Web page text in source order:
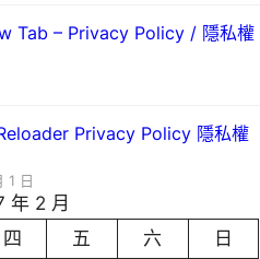
Tab – Privacy Policy / 隱私權
Privacy Policy 隱私權
1 日
年 2 月
四 五 六
日